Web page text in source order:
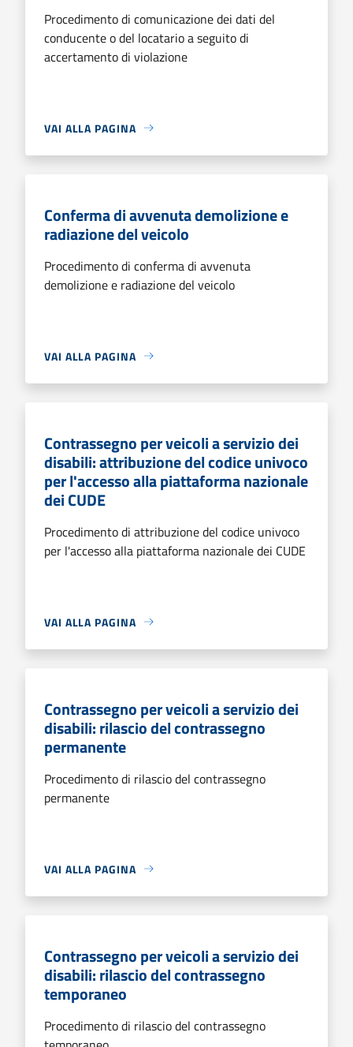
Procedimento di comunicazione dei dati del
conducente o del locatario a seguito di
accertamento di violazione
VAI ALLA PAGINA
Conferma di avvenuta demolizione e
radiazione del veicolo
Procedimento di conferma di avvenuta
demolizione e radiazione del veicolo
VAI ALLA PAGINA
Contrassegno per veicoli a servizio dei
disabili: attribuzione del codice univoco
per l'accesso alla piattaforma nazionale
dei CUDE
Procedimento di attribuzione del codice univoco
per l'accesso alla piattaforma nazionale dei CUDE
VAI ALLA PAGINA
Contrassegno per veicoli a servizio dei
disabili: rilascio del contrassegno
permanente
Procedimento di rilascio del contrassegno
permanente
VAI ALLA PAGINA
Contrassegno per veicoli a servizio dei
disabili: rilascio del contrassegno
temporaneo
Procedimento di rilascio del contrassegno